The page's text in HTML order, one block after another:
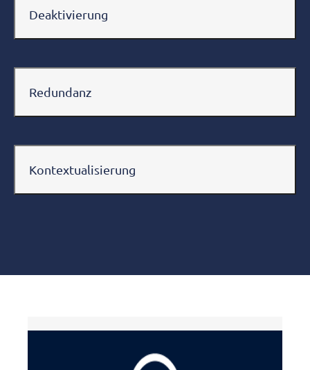
Deaktivierung
Redundanz
Kontextualisierung